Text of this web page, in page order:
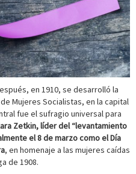
en 1910, se desarrolló la
Mujeres Socialistas, en la capital
fue el sufragio universal para
Zetkin, líder del “levantamiento
el 8 de marzo como el Día
, en homenaje a las mujeres caídas
de 1908.